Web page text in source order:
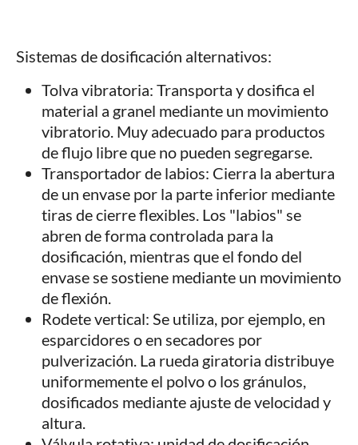
Sistemas de dosificación alternativos:
Tolva vibratoria: Transporta y dosifica el
material a granel mediante un movimiento
vibratorio. Muy adecuado para productos
de flujo libre que no pueden segregarse.
Transportador de labios: Cierra la abertura
de un envase por la parte inferior mediante
tiras de cierre flexibles. Los "labios" se
abren de forma controlada para la
dosificación, mientras que el fondo del
envase se sostiene mediante un movimiento
de flexión.
Rodete vertical: Se utiliza, por ejemplo, en
esparcidores o en secadores por
pulverización. La rueda giratoria distribuye
uniformemente el polvo o los gránulos,
dosificados mediante ajuste de velocidad y
altura.